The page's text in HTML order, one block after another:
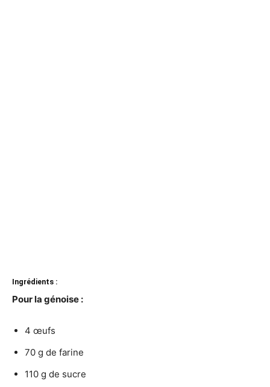
Ingrédients :
Pour la génoise :
4 œufs
70 g de farine
110 g de sucre